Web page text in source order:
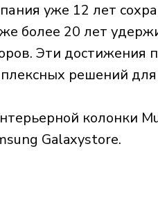
уже 12 лет
более 20 лет
Эти достижения
решений
колонки
Galaxystore.